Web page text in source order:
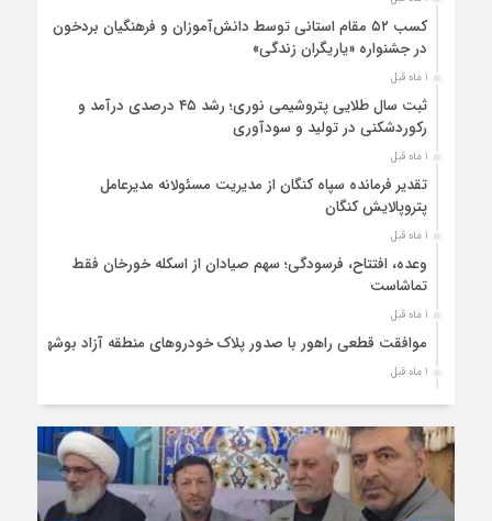
کسب ۵۲ مقام استانی توسط دانش‌آموزان و فرهنگیان بردخون
در جشنواره «یاریگران زندگی»
1 ماه قبل
ثبت سال طلایی پتروشیمی نوری؛ رشد ۴۵ درصدی درآمد و
رکوردشکنی در تولید و سودآوری
1 ماه قبل
تقدیر فرمانده سپاه کنگان از مدیریت مسئولانه مدیرعامل
پتروپالایش کنگان
1 ماه قبل
وعده، افتتاح، فرسودگی؛ سهم صیادان از اسکله خورخان فقط
تماشاست
1 ماه قبل
موافقت قطعی راهور با صدور پلاک خودروهای منطقه آزاد بوشهر
1 ماه قبل
حضور میدانی واحد ثبتی دیر در آبدان؛ ارائه خدمات و نقشه‌برداری
رایگان برای کاهش مراجعات مردمی
1 ماه قبل
دبیر ستاد بزرگداشت هفته دولت در استان بوشهر منصوب شد